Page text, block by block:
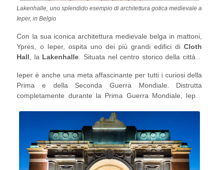
Lakenhalle, uno splendido esempio di architettura gotica medievale a
Ieper, in Belgio
Con la sua iconica architettura medievale belga in mattoni,
Ypres, o Ieper, ospita uno dei più grandi edifici diCloth
Hall , la Lakenhalle . Situata nel centro storico della città e
Lakenhalle conserva l'architettura originale ed è circondata
dalmercato Groktdi Ieper. Nel mercato, rallenta e siediti in
uno dei caffè all'aperto per goderti il placido ritmo di vita
Ieper è anche una meta affascinante per tutti i curiosi della
Prima e della Seconda Guerra Mondiale. Distrutta
completamente durante la Prima Guerra Mondiale, Ieper
Porta di Menin. La Porta di Menin, che un
tempo era il percorso per le forze alleate per raggiungere il
fronte, è un ricordo della devastazione causata da una delle
guerre più significative della storia umana.